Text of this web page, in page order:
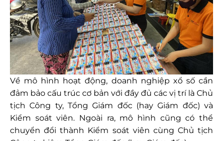
Về mô hình hoạt động, doanh nghiệp xổ số cần
đảm bảo cấu trúc cơ bản với đầy đủ các vị trí là Chủ
tịch Công ty, Tổng Giám đốc (hay Giám đốc) và
Kiểm soát viên. Ngoài ra, mô hình cũng có thể
chuyển đổi thành Kiểm soát viên cùng Chủ tịch